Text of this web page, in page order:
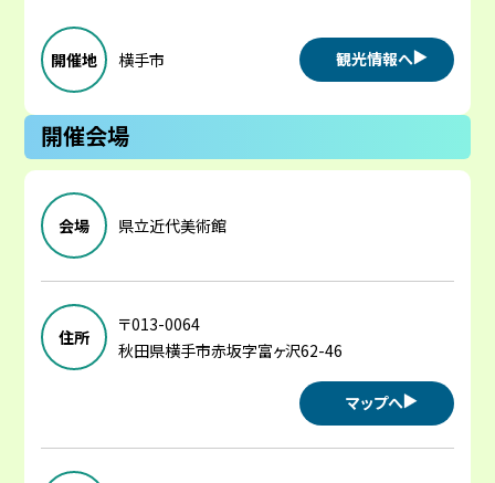
開催地 横手市 観光情報へ
開催会場
会場 県立近代美術館
住所
〒013-0064
秋田県横手市赤坂字富ヶ沢62-46
マップへ